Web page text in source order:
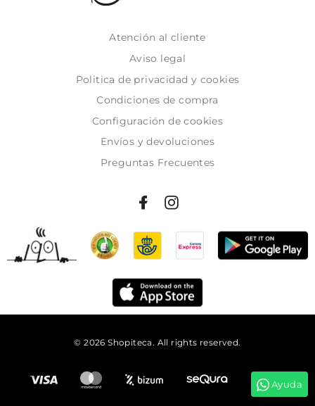
martes!
Atención al cliente
Aviso legal
Politica de privacidad y cookies
Condiciones de compra
Configuración de cookies
Envíos y devoluciones
Preguntas Frecuentes
© 2026 Shopiteca. All rights reserved.
Ayuda